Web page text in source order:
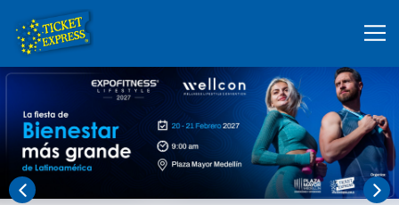
Ticket Express: